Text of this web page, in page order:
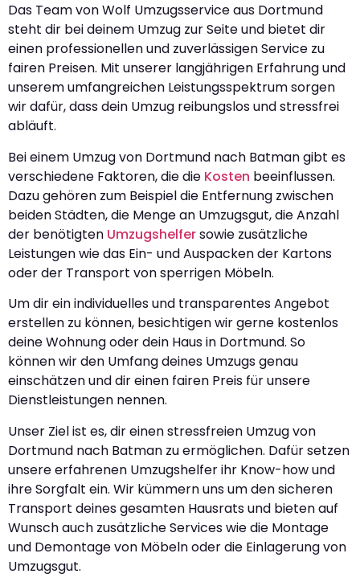
Das Team von Wolf Umzugsservice aus Dortmund
steht dir bei deinem Umzug zur Seite und bietet dir
einen professionellen und zuverlässigen Service zu
fairen Preisen. Mit unserer langjährigen Erfahrung und
unserem umfangreichen Leistungsspektrum sorgen
wir dafür, dass dein Umzug reibungslos und stressfrei
abläuft.
Bei einem Umzug von Dortmund nach Batman gibt es
verschiedene Faktoren, die die Kosten beeinflussen.
Dazu gehören zum Beispiel die Entfernung zwischen
beiden Städten, die Menge an Umzugsgut, die Anzahl
der benötigten Umzugshelfersowie zusätzliche
Leistungen wie das Ein- und Auspacken der Kartons
oder der Transport von sperrigen Möbeln.
Um dir ein individuelles und transparentes Angebot
erstellen zu können, besichtigen wir gerne kostenlos
deine Wohnung oder dein Haus in Dortmund. So
können wir den Umfang deines Umzugs genau
einschätzen und dir einen fairen Preis für unsere
Dienstleistungen nennen.
Unser Ziel ist es, dir einen stressfreien Umzug von
Dortmund nach Batman zu ermöglichen. Dafür setzen
unsere erfahrenen Umzugshelfer ihr Know-how und
ihre Sorgfalt ein. Wir kümmern uns um den sicheren
Transport deines gesamten Hausrats und bieten auf
Wunsch auch zusätzliche Services wie die Montage
und Demontage von Möbeln oder die Einlagerung von
Umzugsgut.